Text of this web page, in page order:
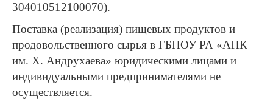
304010512100070).
Поставка (реализация) пищевых продуктов и
продовольственного сырья в ГБПОУ РА «АПК
им. Х. Андрухаева» юридическими лицами и
индивидуальными предпринимателями не
осуществляется.